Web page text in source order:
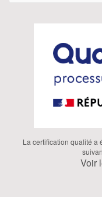
La certification qualité a
Voir